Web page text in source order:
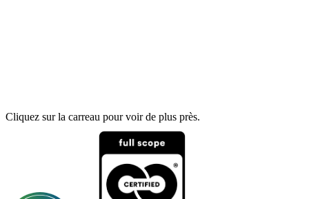
Cliquez sur la carreau pour voir de plus près.